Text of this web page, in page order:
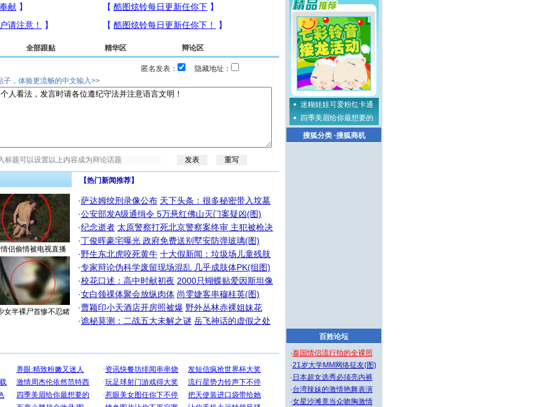
全部跟贴 精华区 辩论区
匿名发表：
隐藏地址：
子，体验更流畅的中文输入>>
情侣偷情被电视直播
女半裸尸首惨不忍睹
【热门新闻推荐】
·萨达姆绞刑录像公布 天下头条：很多秘密带入坟墓
·公安部发A级通缉令 5万悬红佛山灭门案疑凶(图)
·纪念逝者 太原警察打死北京警察案终审 主犯被枪决
·丁俊晖豪宅曝光 政府免费送别墅安防弹玻璃(图)
·野生东北虎咬死黄牛 十大假新闻：垃圾场儿童残肢
·专家辩论伪科学废留现场混乱 几乎成肢体PK(组图)
·校花口述：高中时献初夜 2000只蝴蝶贴爱因斯坦像
·女白领祼体聚会放纵肉体 尚雯婕客串穆桂英(图)
·曹颖印小天酒店开房照被爆 野外丛林赤裸姐妹花
·诡秘莫测：二战五大未解之谜 岳飞神话的虚假之处
迷糊娃娃可爱粉红卡通
四季美眉给你最想要的
搜狐分类·搜狐商机
百姓论坛
·泰国情侣流行拍的全裸照
·21岁大学MM网络征友(图)
· 日本超女选秀必须亮内裤
·台湾辣妹的激情艳舞表演
·女星沙滩竟当众吻胸激情